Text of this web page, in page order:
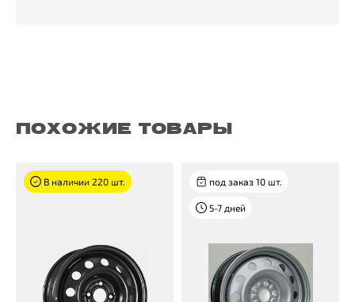
ПОХОЖИЕ ТОВАРЫ
В наличии 220 шт. под заказ 10 шт.
5-7 дней